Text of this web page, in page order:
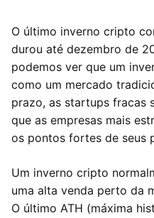
O último inverno cripto
durou até dezembro de
podemos ver que um
como um mercado
prazo, as startups fracas
que as empresas mais
os pontos fortes de seus
Um inverno cripto
uma alta venda perto da
O último ATH (máxima